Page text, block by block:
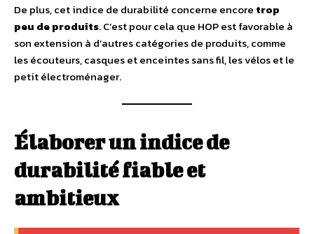
De plus, cet indice de durabilité concerne encore trop
peu de produits. C’est pour cela que HOP est favorable à
son extension à d’autres catégories de produits, comme
les écouteurs, casques et enceintes sans fil, les vélos et le
petit électroménager.
Élaborer un indice de
durabilité fiable et
ambitieux